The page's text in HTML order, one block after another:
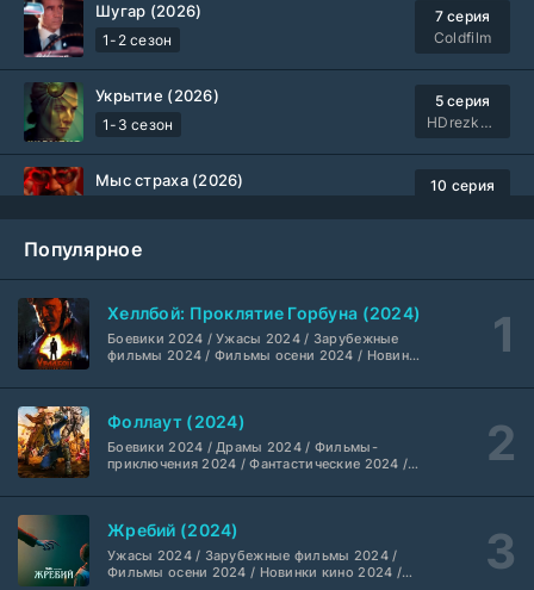
Шугар (2026)
1-2 сезон
7 серия
Coldfilm
Укрытие (2026)
1-3 сезон
5 серия
HDrezka Studio
Мыс страха (2026)
10 серия
Вторая мировая война с Томом Хэнксом (2026)
Анна медиум (2021-2026)
1-5 сезон
2 серия
Не требуется
Преступление с низким IQ (2026)
1 сезон
DubLik.TV
Популярное
Хеллбой: Проклятие Горбуна (2024)
Боевики 2024 / Ужасы 2024 / Зарубежные
фильмы 2024 / Фильмы осени 2024 / Новинки
2024 / Американские фильмы / Фильмы
высоким рейтингом / Интересные фильмы /
Крутые фильмы / Популярные фильмы
Фоллаут (2024)
Боевики 2024 / Драмы 2024 / Фильмы-
приключения 2024 / Фантастические 2024 /
смотреть / Сериалы в 4K UHD / Американские
Жребий (2024)
Ужасы 2024 / Зарубежные фильмы 2024 /
Фильмы осени 2024 / Новинки кино 2024 /